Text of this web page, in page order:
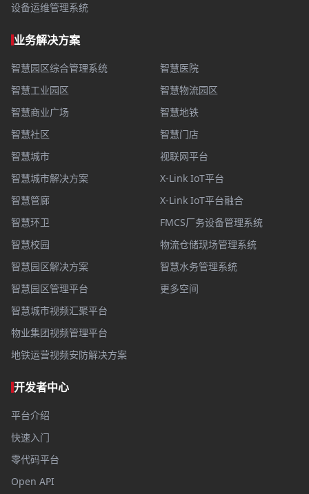
设备运维管理系统
业务解决方案
智慧园区综合管理系统
智慧工业园区
智慧商业广场
智慧社区
智慧城市
智慧城市解决方案
智慧管廊
智慧环卫
智慧校园
智慧园区解决方案
智慧园区管理平台
智慧城市视频汇聚平台
物业集团视频管理平台
地铁运营视频安防解决方案
智慧医院
智慧物流园区
智慧地铁
智慧门店
视联网平台
X-Link IoT平台
X-Link IoT平台融合
FMCS厂务设备管理系统
物流仓储现场管理系统
智慧水务管理系统
更多空间
开发者中心
平台介绍
快速入门
零代码平台
Open API